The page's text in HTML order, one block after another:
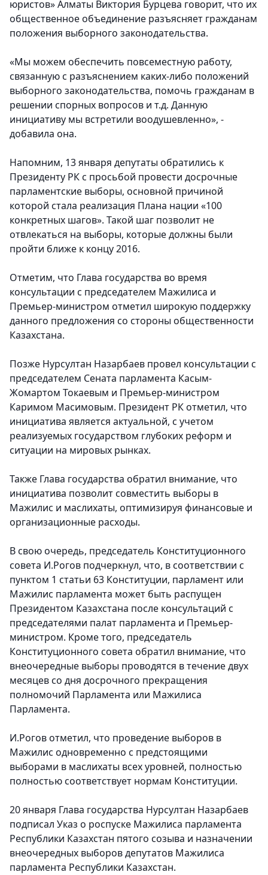
юристов» Алматы Виктория Бурцева говорит, что их
общественное объединение разъясняет гражданам
положения выборного законодательства.
«Мы можем обеспечить повсеместную работу,
связанную с разъяснением каких-либо положений
выборного законодательства, помочь гражданам в
решении спорных вопросов и т.д. Данную
инициативу мы встретили воодушевленно», -
добавила она.
Напомним, 13 января депутаты обратились к
Президенту РК с просьбой провести досрочные
парламентские выборы, основной причиной
которой стала реализация Плана нации «100
конкретных шагов». Такой шаг позволит не
отвлекаться на выборы, которые должны были
пройти ближе к концу 2016.
Отметим, что Глава государства во время
консультации с председателем Мажилиса и
Премьер-министром отметил широкую поддержку
данного предложения со стороны общественности
Казахстана.
Позже Нурсултан Назарбаев провел консультации с
председателем Сената парламента Касым-
Жомартом Токаевым и Премьер-министром
Каримом Масимовым. Президент РК отметил, что
инициатива является актуальной, с учетом
реализуемых государством глубоких реформ и
ситуации на мировых рынках.
Также Глава государства обратил внимание, что
инициатива позволит совместить выборы в
Мажилис и маслихаты, оптимизируя финансовые и
организационные расходы.
В свою очередь, председатель Конституционного
совета И.Рогов подчеркнул, что, в соответствии с
пунктом 1 статьи 63 Конституции, парламент или
Мажилис парламента может быть распущен
Президентом Казахстана после консультаций с
председателями палат парламента и Премьер-
министром. Кроме того, председатель
Конституционного совета обратил внимание, что
внеочередные выборы проводятся в течение двух
месяцев со дня досрочного прекращения
полномочий Парламента или Мажилиса
Парламента.
И.Рогов отметил, что проведение выборов в
Мажилис одновременно с предстоящими
выборами в маслихаты всех уровней, полностью
полностью соответствует нормам Конституции.
20 января Глава государства Нурсултан Назарбаев
подписал Указ о роспуске Мажилиса парламента
Республики Казахстан пятого созыва и назначении
внеочередных выборов депутатов Мажилиса
парламента Республики Казахстан.